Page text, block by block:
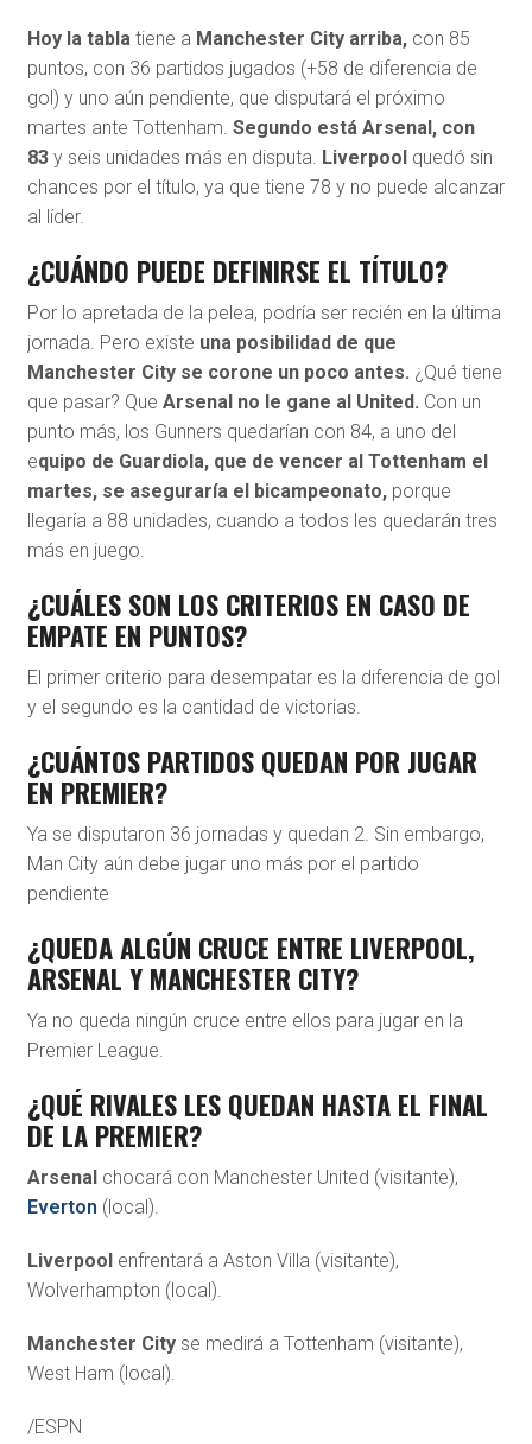
Hoy la tablatiene a Manchester City arriba,con 85
puntos, con 36 partidos jugados (+58 de diferencia de
gol) y uno aún pendiente, que disputará el próximo
martes ante Tottenham. Segundo está Arsenal, con
83y seis unidades más en disputa. Liverpool quedó sin
chances por el título, ya que tiene 78 y no puede alcanzar
al líder.
¿CUÁNDO PUEDE DEFINIRSE EL TÍTULO?
Por lo apretada de la pelea, podría ser recién en la última
jornada. Pero existe una posibilidad de que
Manchester City se corone un poco antes. ¿Qué tiene
que pasar? Que Arsenal no le gane al United. Con un
punto más, los Gunners quedarían con 84, a uno del
equipo de Guardiola, que de vencer al Tottenham el
martes, se aseguraría el bicampeonato,porque
llegaría a 88 unidades, cuando a todos les quedarán tres
más en juego.
¿CUÁLES SON LOS CRITERIOS EN CASO DE
EMPATE EN PUNTOS?
El primer criterio para desempatar es la diferencia de gol
y el segundo es la cantidad de victorias.
¿CUÁNTOS PARTIDOS QUEDAN POR JUGAR
EN PREMIER?
Ya se disputaron 36 jornadas y quedan 2. Sin embargo,
Man City aún debe jugar uno más por el partido
pendiente
¿QUEDA ALGÚN CRUCE ENTRE LIVERPOOL,
ARSENAL Y MANCHESTER CITY?
Ya no queda ningún cruce entre ellos para jugar en la
Premier League.
¿QUÉ RIVALES LES QUEDAN HASTA EL FINAL
DE LA PREMIER?
Arsenal chocará con Manchester United (visitante),
Everton (local).
Liverpool enfrentará a Aston Villa (visitante),
Wolverhampton (local).
Manchester City se medirá a Tottenham (visitante),
West Ham (local).
/ESPN